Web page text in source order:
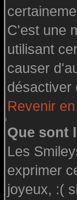
C'est une
utilisant
causer
désactiver
Revenir
Que sont
Les
exprimer
joyeux, :(